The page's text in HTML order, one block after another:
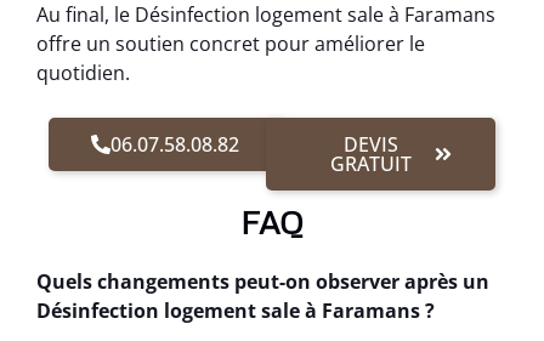
Au final, le Désinfection logement sale à Faramans
offre un soutien concret pour améliorer le
quotidien.
06.07.58.08.82 DEVIS
GRATUIT
FAQ
Quels changements peut-on observer après un
Désinfection logement sale à Faramans ?